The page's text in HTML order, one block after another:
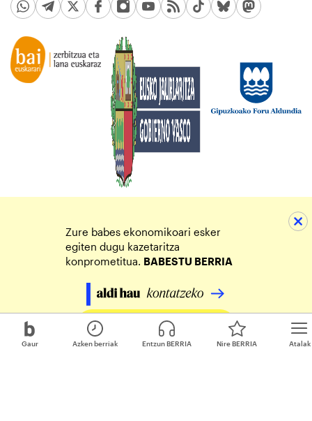
Gaur Atalak
Azken berriak Entzun BERRIA Nire BERRIA
Zure babes ekonomikoari esker
egiten dugu kazetaritza
konprometitua. BABESTU BERRIA
Egin zure ekarpena